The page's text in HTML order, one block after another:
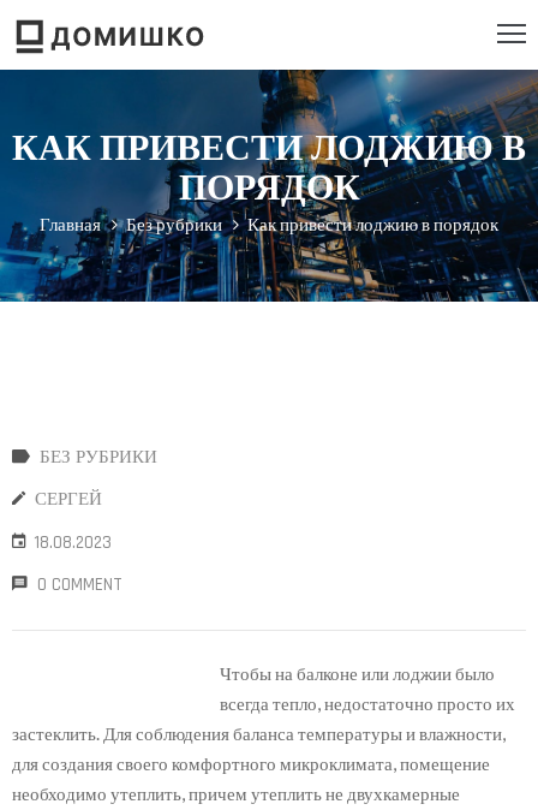
КАК ПРИВЕСТИ ЛОДЖИЮ В
ПОРЯДОК
Главная Без рубрики Как привести лоджию в порядок
БЕЗ РУБРИКИ
СЕРГЕЙ
18.08.2023
0 COMMENT
Чтобы на балконе или лоджии было
всегда тепло, недостаточно просто их
застеклить. Для соблюдения баланса температуры и влажности,
для создания своего комфортного микроклимата, помещение
необходимо утеплить, причем утеплить не двухкамерные